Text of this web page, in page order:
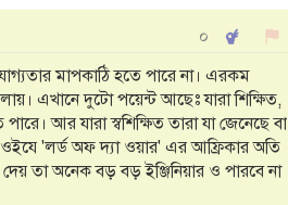
০
মাপকাঠি হতে পারে না। এরকম
এখানে দুটো পয়েন্ট আছেঃ যারা শিক্ষিত,
আর যারা স্বশিক্ষিত তারা যা জেনেছে বা
'লর্ড অফ দ্যা ওয়ার' এর আফ্রিকার অতি
তা অনেক বড় বড় ইঞ্জিনিয়ার ও পারবে না